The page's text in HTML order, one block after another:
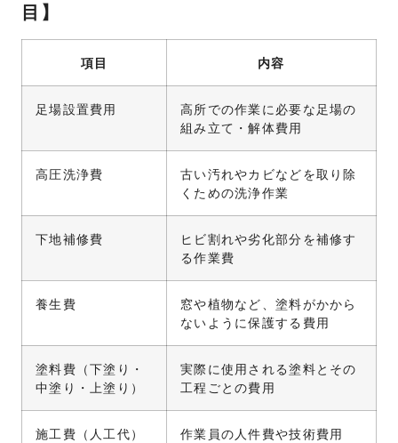
目】
項目 内容
足場設置費用
高所での作業に必要な足場の
組み立て・解体費用
高圧洗浄費
古い汚れやカビなどを取り除
くための洗浄作業
下地補修費
ヒビ割れや劣化部分を補修す
る作業費
養生費
窓や植物など、塗料がかから
ないように保護する費用
塗料費（下塗り・
中塗り・上塗り）
実際に使用される塗料とその
工程ごとの費用
施工費（人工代） 作業員の人件費や技術費用